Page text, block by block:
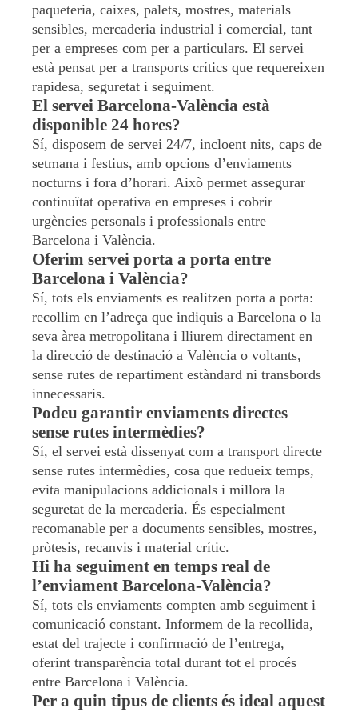
paqueteria, caixes, palets, mostres, materials
sensibles, mercaderia industrial i comercial, tant
per a empreses com per a particulars. El servei
està pensat per a transports crítics que requereixen
rapidesa, seguretat i seguiment.
El servei Barcelona-València està
disponible 24 hores?
Sí, disposem de servei 24/7, incloent nits, caps de
setmana i festius, amb opcions d’enviaments
nocturns i fora d’horari. Això permet assegurar
continuïtat operativa en empreses i cobrir
urgències personals i professionals entre
Barcelona i València.
Oferim servei porta a porta entre
Barcelona i València?
Sí, tots els enviaments es realitzen porta a porta:
recollim en l’adreça que indiquis a Barcelona o la
seva àrea metropolitana i lliurem directament en
la direcció de destinació a València o voltants,
sense rutes de repartiment estàndard ni transbords
innecessaris.
Podeu garantir enviaments directes
sense rutes intermèdies?
Sí, el servei està dissenyat com a transport directe
sense rutes intermèdies, cosa que redueix temps,
evita manipulacions addicionals i millora la
seguretat de la mercaderia. És especialment
recomanable per a documents sensibles, mostres,
pròtesis, recanvis i material crític.
Hi ha seguiment en temps real de
l’enviament Barcelona-València?
Sí, tots els enviaments compten amb seguiment i
comunicació constant. Informem de la recollida,
estat del trajecte i confirmació de l’entrega,
oferint transparència total durant tot el procés
entre Barcelona i València.
Per a quin tipus de clients és ideal aquest